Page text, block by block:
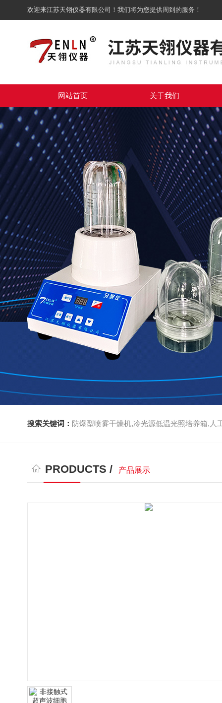
欢迎来江苏天翎仪器有限公司！我们将为您提供周到的服务！
网站首页 关于我们
搜索关键词： 防爆型喷雾干燥机,冷光源低温光照培养箱,人
PRODUCTS / 产品展示